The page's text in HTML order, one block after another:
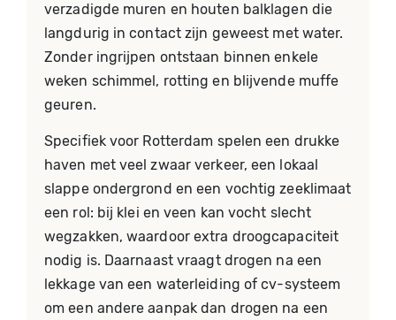
verzadigde muren en houten balklagen die
langdurig in contact zijn geweest met water.
Zonder ingrijpen ontstaan binnen enkele
weken schimmel, rotting en blijvende muffe
geuren.
Specifiek voor Rotterdam spelen een drukke
haven met veel zwaar verkeer, een lokaal
slappe ondergrond en een vochtig zeeklimaat
een rol: bij klei en veen kan vocht slecht
wegzakken, waardoor extra droogcapaciteit
nodig is. Daarnaast vraagt drogen na een
lekkage van een waterleiding of cv-systeem
om een andere aanpak dan drogen na een